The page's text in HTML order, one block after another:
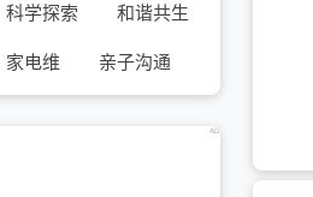
科学探索 和谐共生
家电维 亲子沟通